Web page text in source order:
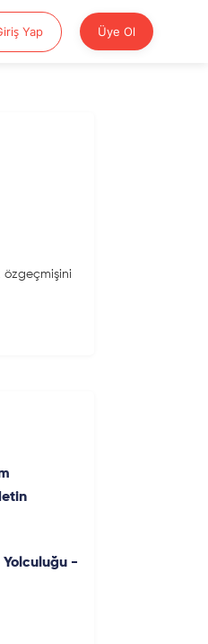
YapGiriş Yap Üye Ol
özgeçmişini
Yolculuğu -